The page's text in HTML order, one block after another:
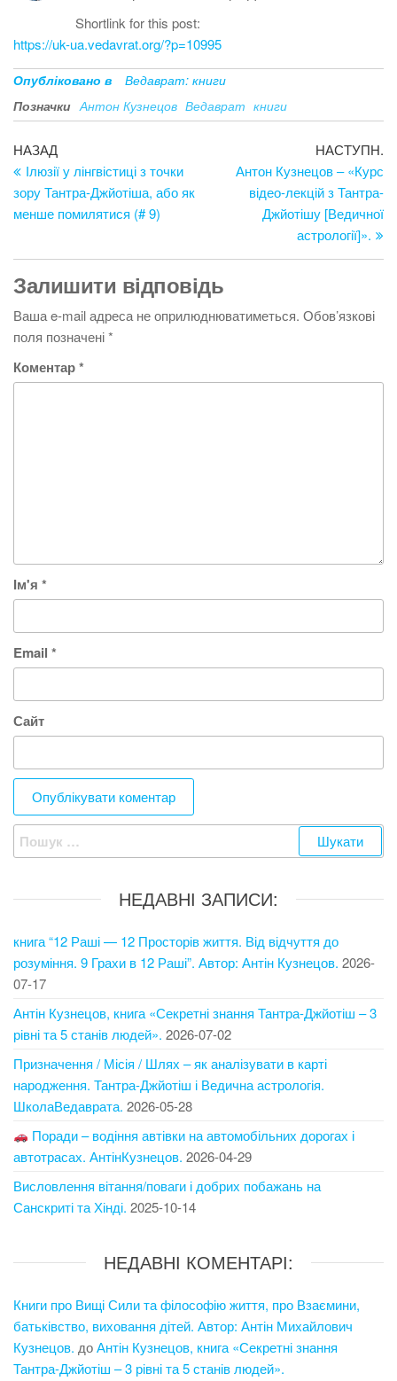
Shortlink for this post:
https://uk-ua.vedavrat.org/?p=10995
Опубліковано в
Ведаврат: книги
Позначки Антон Кузнецов Ведаврат книги
Навігація
записів
Попередній
запис
НАЗАД
Ілюзії у лінгвістиці з точки
зору Тантра-Джйотіша, або як
менше помилятися (# 9)
НАСТУПН.
Антон Кузнецов – «Курс
відео-лекцій з Тантра-
Джйотішу [Ведичної
астрології]».
Залишити відповідь
Ваша e-mail адреса не оприлюднюватиметься. Обов’язкові
поля позначені*
Коментар*
Ім'я *
Email *
Сайт
Пошук:
НЕДАВНІ ЗАПИСИ:
книга “12 Раші — 12 Просторів життя. Від відчуття до
розуміння. 9 Грахи в 12 Раші”. Автор: Антін Кузнецов. 2026-
07-17
Антін Кузнецов, книга «Секретні знання Тантра-Джйотіш – 3
рівні та 5 станів людей». 2026-07-02
Призначення / Місія / Шлях – як аналізувати в карті
народження. Тантра-Джйотіш і Ведична астрологія.
ШколаВедаврата. 2026-05-28
Поради – водіння автівки на автомобільних дорогах і
автотрасах. АнтінКузнецов. 2026-04-29
Висловлення вітання/поваги і добрих побажань на
Санскриті та Хінді. 2025-10-14
НЕДАВНІ КОМЕНТАРІ:
Книги про Вищі Сили та філософію життя, про Взаємини,
батьківство, виховання дітей. Автор: Антін Михайлович
Кузнецов. доАнтін Кузнецов, книга «Секретні знання
Тантра-Джйотіш – 3 рівні та 5 станів людей».